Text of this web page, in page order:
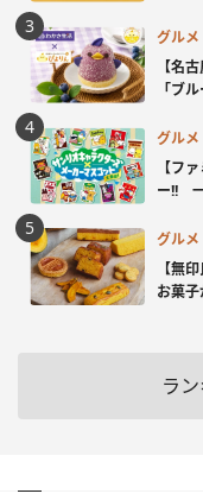
グルメ
【名
「ブ
グルメ
【フ
ー!!
グルメ
【無
お菓
ラ